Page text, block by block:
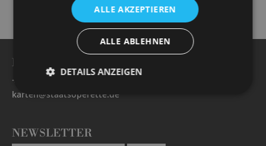
BESUCHERSERVICE
+49 351 32042 222
karten@staatsoperette.de
NEWSLETTER
ALLE AKZEPTIEREN
ALLE ABLEHNEN
DETAILS ANZEIGEN